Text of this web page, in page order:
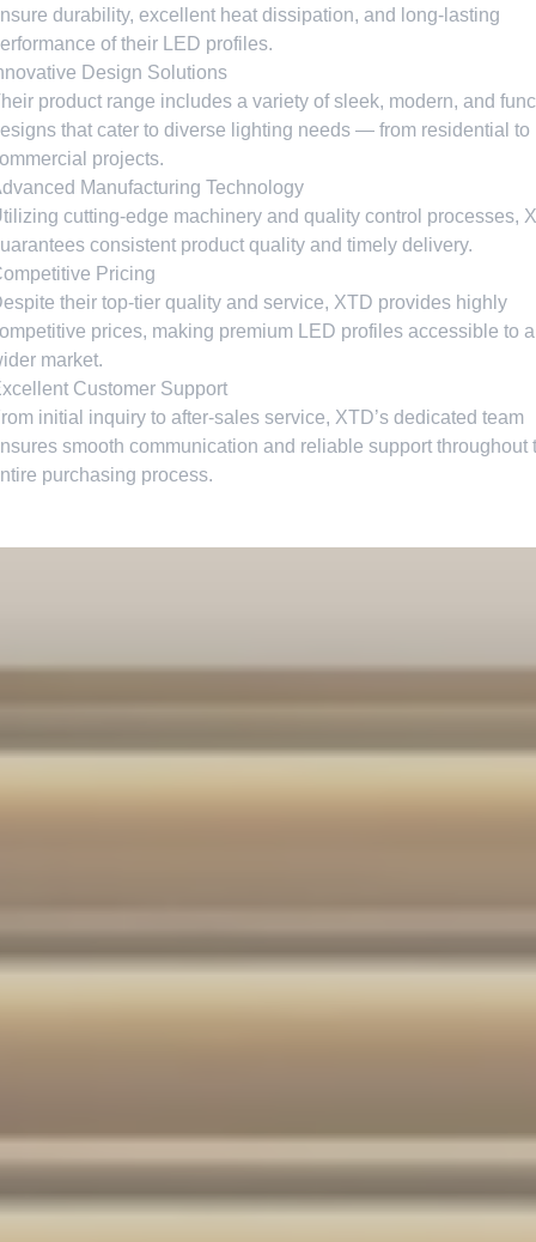
durability, excellent heat dissipation, and long-lasting
of their LED profiles.
Design Solutions
product range includes a variety of sleek, modern, and
that cater to diverse lighting needs — from residential to
projects.
Manufacturing Technology
cutting-edge machinery and quality control processes,
consistent product quality and timely delivery.
Pricing
their top-tier quality and service, XTD provides highly
prices, making premium LED profiles accessible to a
market.
Customer Support
initial inquiry to after-sales service, XTD’s dedicated team
smooth communication and reliable support throughout
purchasing process.